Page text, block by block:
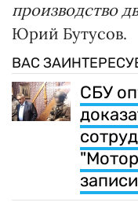
производство
Юрий Бутусов.
ВАС
СБУ